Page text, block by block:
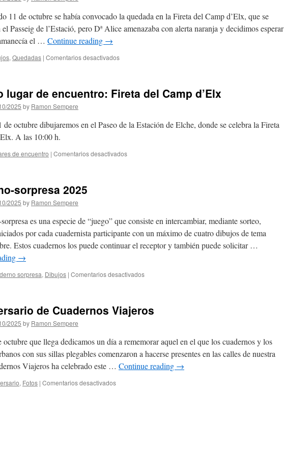
11 de octubre se había convocado la quedada en la Fireta del Camp d’Elx, que se
el Passeig de l’Estació, pero Dª Alice amenazaba con alerta naranja y decidimos esperar
el … Continue reading →
, Quedadas | Comentarios desactivados
semana
lugar de encuentro: Fireta del Camp d’Elx
2025 by Ramon Sempere
de octubre dibujaremos en el Paseo de la Estación de Elche, donde se celebra la Fireta
A las 10:00 h.
de encuentro | Comentarios desactivados
Camp
d’Elx
sorpresa 2025
2025 by Ramon Sempere
es una especie de “juego” que consiste en intercambiar, mediante sorteo,
por cada cuadernista participante con un máximo de cuatro dibujos de tema
Estos cuadernos los puede continuar el receptor y también puede solicitar …
→
sorpresa, Dibujos | Comentarios desactivados
de Cuadernos Viajeros
2025 by Ramon Sempere
octubre que llega dedicamos un día a rememorar aquel en el que los cuadernos y los
con sus sillas plegables comenzaron a hacerse presentes en las calles de nuestra
Viajeros ha celebrado este … Continue reading →
, Fotos | Comentarios desactivados